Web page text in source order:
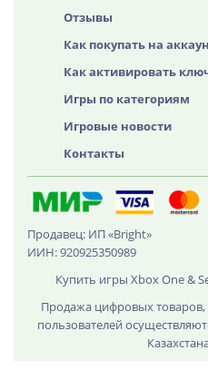
Отзывы
Как покупать на
Как активировать
Игры по категориям
Игровые новости
Контакты
Продавец: ИП «Bright»
ИИН: 920925350989
Купить игры Xbox One &
Продажа цифровых
пользователей